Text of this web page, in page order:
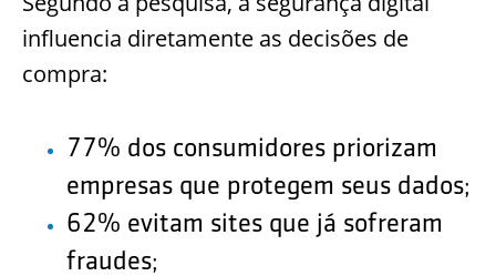
influencia diretamente as decisões de
compra:
77% dos consumidores priorizam
empresas que protegem seus dados;
62% evitam sites que já sofreram
fraudes;